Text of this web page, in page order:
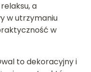
a
w utrzymaniu
w
to dekoracyjny i